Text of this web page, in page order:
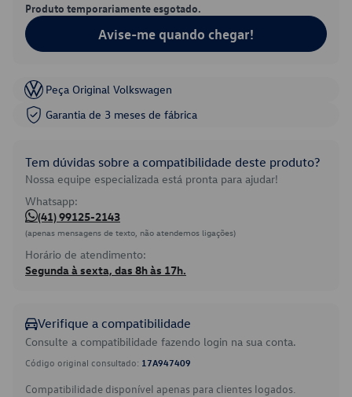
Produto temporariamente esgotado.
Avise-me quando chegar!
Peça Original Volkswagen
Garantia de 3 meses de fábrica
Tem dúvidas sobre a compatibilidade deste produto?
Nossa equipe especializada está pronta para ajudar!
Whatsapp:
(41) 99125-2143
(apenas mensagens de texto, não atendemos ligações)
Horário de atendimento:
Segunda à sexta, das 8h às 17h.
Verifique a compatibilidade
Consulte a compatibilidade fazendo login na sua conta.
Código original consultado: 17A947409
Compatibilidade disponível apenas para clientes logados.